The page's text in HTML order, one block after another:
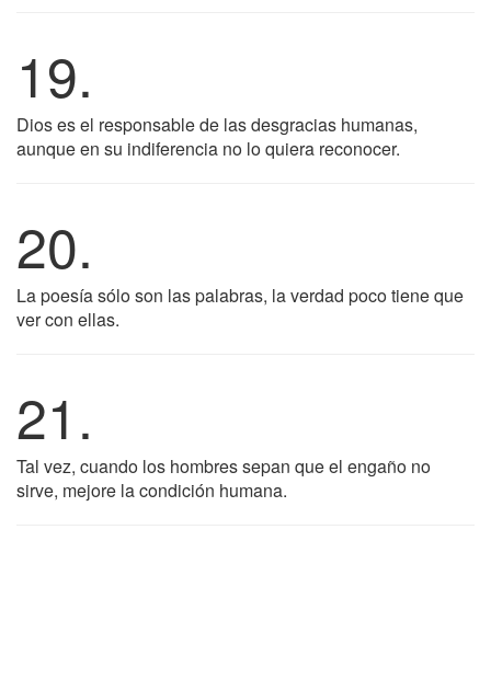
19.
Dios es el responsable de las desgracias humanas,
aunque en su indiferencia no lo quiera reconocer.
20.
La poesía sólo son las palabras, la verdad poco tiene que
ver con ellas.
21.
Tal vez, cuando los hombres sepan que el engaño no
sirve, mejore la condición humana.